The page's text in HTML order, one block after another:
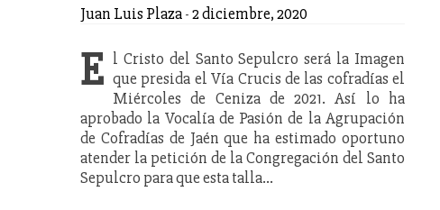
Juan Luis Plaza-2 diciembre, 2020
E l Cristo del Santo Sepulcro será la Imagen
que presida el Vía Crucis de las cofradías el
Miércoles de Ceniza de 2021. Así lo ha
aprobado la Vocalía de Pasión de la Agrupación
de Cofradías de Jaén que ha estimado oportuno
atender la petición de la Congregación del Santo
Sepulcro para que esta talla…